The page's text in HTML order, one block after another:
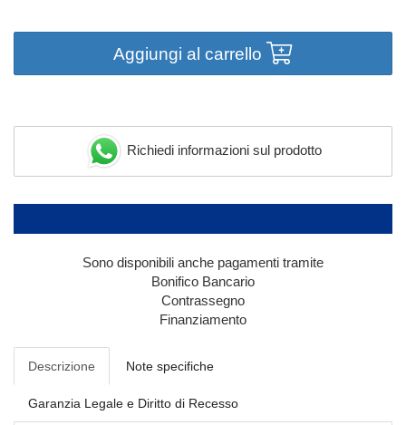
Aggiungi al carrello
Richiedi informazioni sul prodotto
Sono disponibili anche pagamenti tramite
Bonifico Bancario
Contrassegno
Finanziamento
Descrizione Note specifiche
Garanzia Legale e Diritto di Recesso